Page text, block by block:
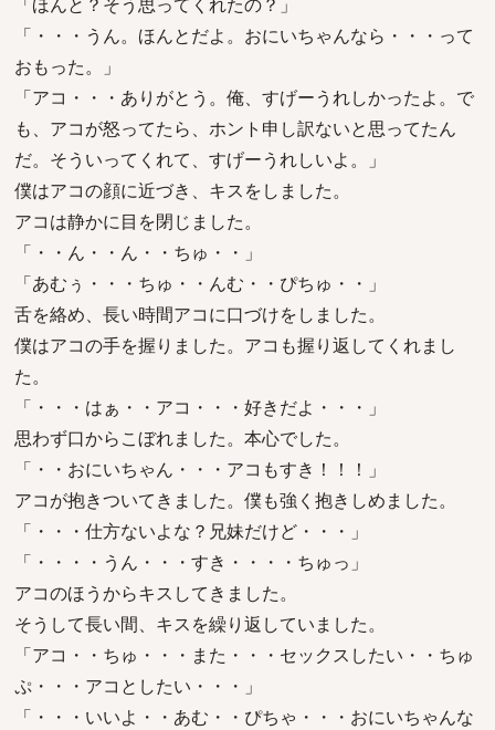
「・・・うん。ほんとだよ。おにいちゃんなら・・・って
おもった。」
「アコ・・・ありがとう。俺、すげーうれしかったよ。で
も、アコが怒ってたら、ホント申し訳ないと思ってたん
だ。そういってくれて、すげーうれしいよ。」
僕はアコの顔に近づき、キスをしました。
アコは静かに目を閉じました。
「・・ん・・ん・・ちゅ・・」
「あむぅ・・・ちゅ・・んむ・・ぴちゅ・・」
舌を絡め、長い時間アコに口づけをしました。
僕はアコの手を握りました。アコも握り返してくれまし
た。
「・・・はぁ・・アコ・・・好きだよ・・・」
思わず口からこぼれました。本心でした。
「・・おにいちゃん・・・アコもすき！！！」
アコが抱きついてきました。僕も強く抱きしめました。
「・・・仕方ないよな？兄妹だけど・・・」
「・・・・うん・・・すき・・・・ちゅっ」
アコのほうからキスしてきました。
そうして長い間、キスを繰り返していました。
「アコ・・ちゅ・・・また・・・セックスしたい・・ちゅ
ぷ・・・アコとしたい・・・」
「・・・いいよ・・あむ・・ぴちゃ・・・おにいちゃんな